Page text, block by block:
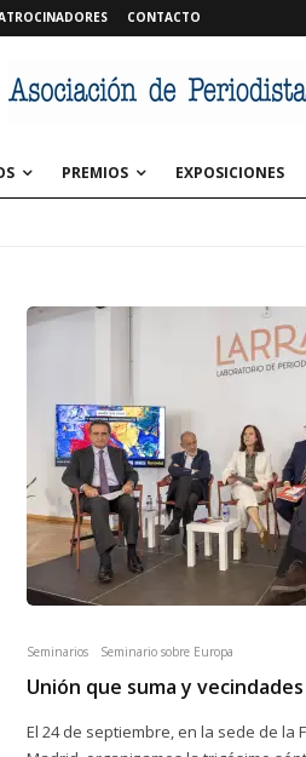
CONTACTO
PREMIOS EXPOSICIONES
Seminarios Seminario sobre Europa
Unión que suma y
El 24 de septiembre, en la sede de la